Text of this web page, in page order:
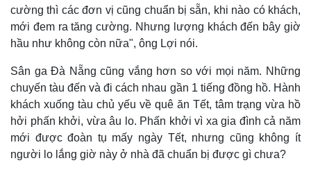
cường thì các đơn vị cũng chuẩn bị sẵn, khi nào có khách,
mới đem ra tăng cường. Nhưng lượng khách đến bây giờ
hầu như không còn nữa", ông Lợi nói.
Sân ga Đà Nẵng cũng vắng hơn so với mọi năm. Những
chuyến tàu đến và đi cách nhau gần 1 tiếng đồng hồ. Hành
khách xuống tàu chủ yếu về quê ăn Tết, tâm trạng vừa hồ
hởi phấn khởi, vừa âu lo. Phấn khởi vì xa gia đình cả năm
mới được đoàn tụ mấy ngày Tết, nhưng cũng không ít
người lo lắng giờ này ở nhà đã chuẩn bị được gì chưa?